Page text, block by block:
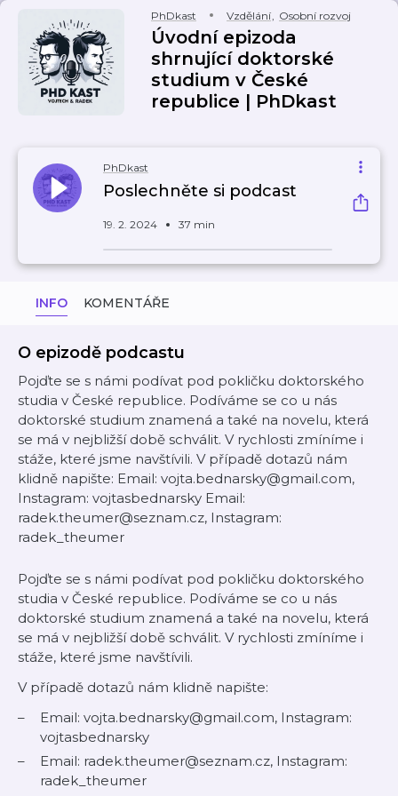
PhDkast Vzdělání, Osobní rozvoj
Úvodní epizoda
shrnující doktorské
studium v České
republice | PhDkast
PhDkast
Poslechněte si podcast
19. 2. 2024 37 min
INFO KOMENTÁŘE
O epizodě podcastu
Pojďte se s námi podívat pod pokličku doktorského
studia v České republice. Podíváme se co u nás
doktorské studium znamená a také na novelu, která
se má v nejbližší době schválit. V rychlosti zmíníme i
stáže, které jsme navštívili. V případě dotazů nám
klidně napište: Email: vojta.bednarsky@gmail.com,
Instagram: vojtasbednarsky Email:
radek.theumer@seznam.cz, Instagram:
radek_theumer
Pojďte se s námi podívat pod pokličku doktorského
studia v České republice. Podíváme se co u nás
doktorské studium znamená a také na novelu, která
se má v nejbližší době schválit. V rychlosti zmíníme i
stáže, které jsme navštívili.
V případě dotazů nám klidně napište:
Email: vojta.bednarsky@gmail.com, Instagram:
vojtasbednarsky
Email: radek.theumer@seznam.cz, Instagram:
radek_theumer